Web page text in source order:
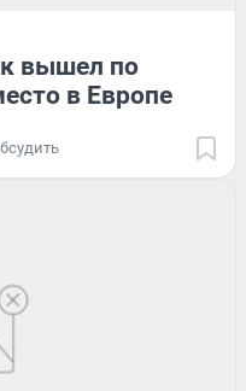
вышел по
в Европе